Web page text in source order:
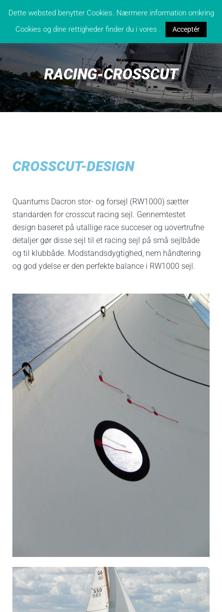
RACING-CROSSCUT
CROSSCUT-DESIGN
Quantums Dacron stor- og forsejl (RW1000) sætter
standarden for crosscut racing sejl. Gennemtestet
design baseret på utallige race succeser og uovertrufne
detaljer gør disse sejl til et racing sejl på små sejlbåde
og til klubbåde. Modstandsdygtighed, nem håndtering
og god ydelse er den perfekte balance i RW1000 sejl.
Dette websted benytter Cookies. Nærmere information omkring
Cookies og dine rettigheder finder du i vores .
Acceptér